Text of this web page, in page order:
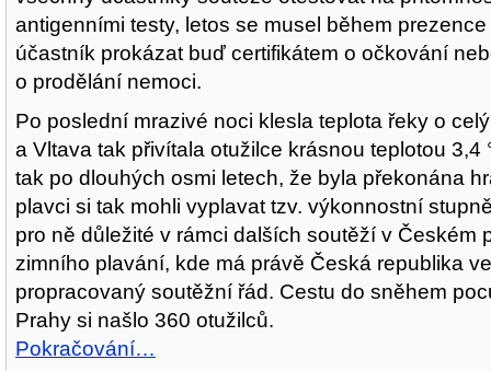
antigenními testy, letos se musel během
účastník prokázat buď certifikátem o očkování
o prodělání nemoci.
Po poslední mrazivé noci klesla teplota řeky o
a Vltava tak přivítala otužilce krásnou teplotou 3,4
tak po dlouhých osmi letech, že byla překonána
plavci si tak mohli vyplavat tzv. výkonnostní
pro ně důležité v rámci dalších soutěží v Českém
zimního plavání, kde má právě Česká republika
propracovaný soutěžní řád. Cestu do sněhem
Prahy si našlo 360 otužilců.
Pokračování…